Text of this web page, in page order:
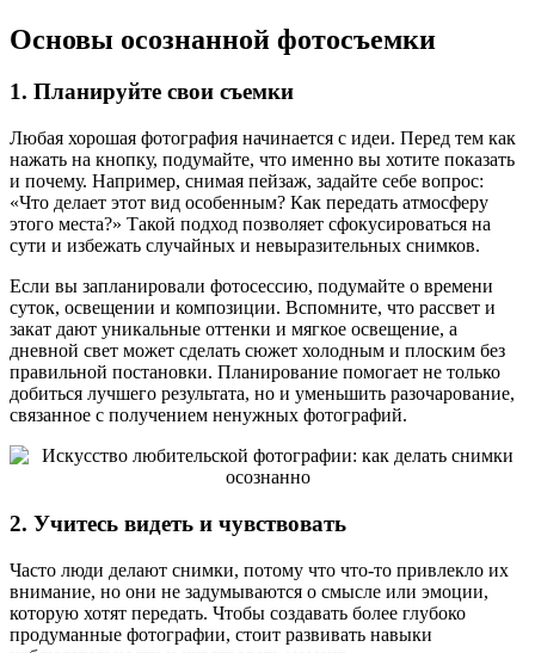
Основы осознанной фотосъемки
1. Планируйте свои съемки
Любая хорошая фотография начинается с идеи. Перед тем как
нажать на кнопку, подумайте, что именно вы хотите показать
и почему. Например, снимая пейзаж, задайте себе вопрос:
«Что делает этот вид особенным? Как передать атмосферу
этого места?» Такой подход позволяет сфокусироваться на
сути и избежать случайных и невыразительных снимков.
Если вы запланировали фотосессию, подумайте о времени
суток, освещении и композиции. Вспомните, что рассвет и
закат дают уникальные оттенки и мягкое освещение, а
дневной свет может сделать сюжет холодным и плоским без
правильной постановки. Планирование помогает не только
добиться лучшего результата, но и уменьшить разочарование,
связанное с получением ненужных фотографий.
2. Учитесь видеть и чувствовать
Часто люди делают снимки, потому что что-то привлекло их
внимание, но они не задумываются о смысле или эмоции,
которую хотят передать. Чтобы создавать более глубоко
продуманные фотографии, стоит развивать навыки